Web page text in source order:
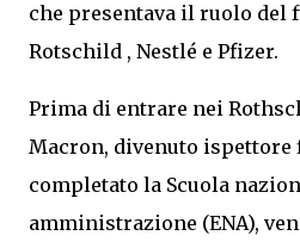
che presentava il ruolo del
Rotschild , Nestlé e Pfizer.
Prima di entrare nei
Macron, divenuto
completato la Scuola
amministrazione (ENA),